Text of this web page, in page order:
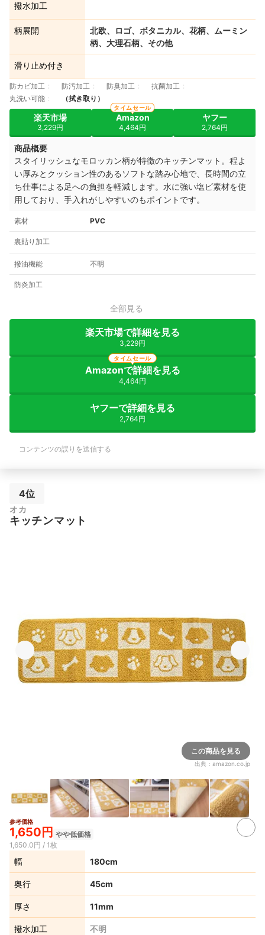
撥水加工
柄展開
北欧、ロゴ、ボタニカル、花柄、ムーミン
柄、大理石柄、その他
滑り止め付き
防カビ加工 防汚加工 防臭加工
抗菌加工
丸洗い可能
（拭き取り）
楽天市場
3,229円
Amazon
4,464円
タイムセール
ヤフー
2,764円
商品概要
スタイリッシュなモロッカン柄が特徴のキッチンマット。程よ
い厚みとクッション性のあるソフトな踏み心地で、長時間の立
ち仕事による足への負担を軽減します。水に強い塩ビ素材を使
用しており、手入れがしやすいのもポイントです。
素材 PVC
裏貼り加工
撥油機能 不明
防炎加工
全部見る
楽天市場で詳細を見る
3,229円
Amazonで詳細を見る
4,464円
タイムセール
ヤフーで詳細を見る
2,764円
コンテンツの誤りを送信する
4位
オカ
キッチンマット
この商品を見る
出典： amazon.co.jp
参考価格
1,650円 やや低価格
1,650.0円 / 1枚
幅 180cm
奥行 45cm
厚さ 11mm
撥水加工 不明